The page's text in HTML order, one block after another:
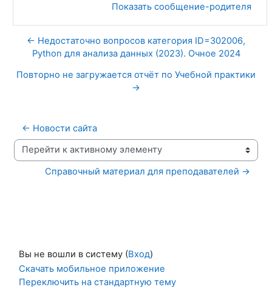
Показать сообщение-родителя
← Недостаточно вопросов категория ID=302006,
Python для анализа данных (2023). Очное 2024
Повторно не загружается отчёт по Учебной практики
→
← Новости сайта
Перейти к активному элементу
Справочный материал для преподавателей →
Вы не вошли в систему (Вход)
Скачать мобильное приложение
Переключить на стандартную тему